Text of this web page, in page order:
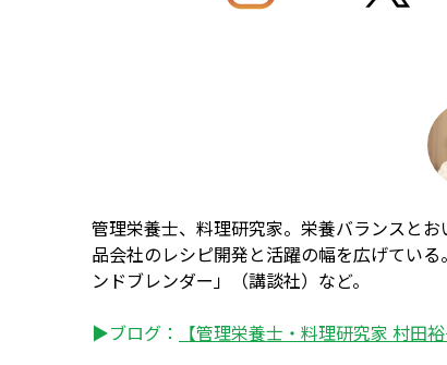
管理栄養士、料理研究家。栄養バランスと
品会社のレシピ開発と活躍の幅を広げてい
ンドブレンダー」（講談社）など。
▶ブログ：
【管理栄養士・料理研究家 村